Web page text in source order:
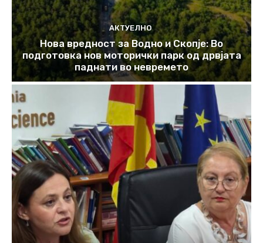
АКТУЕЛНО
Нова вредност за Водно и Скопје: Во
подготовка нов моторички парк од дрвјата
паднати во невремето